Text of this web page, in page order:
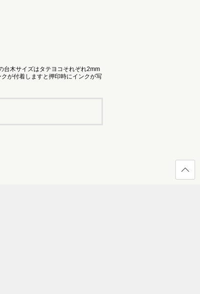
台木サイズはタテヨコそれぞれ2mm
が付着しますと押印時にインクが写